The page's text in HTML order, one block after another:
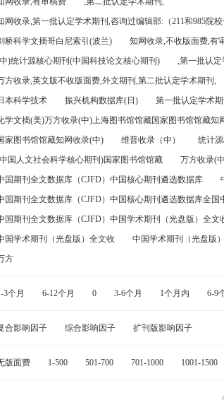
网收录,第一批认定学术期刊,咨询过编辑部:（211和985院
桥科学文摘哥白尼索引(波兰)
知网收录,不收版面费,有
)统计源核心期刊(中国科技论文核心期刊)
,第一批认定
方收录,英文版不收版面费,外文期刊,第二批认定学术期刊,
本科学技术
振兴机构数据库(日) 第一批认定学术
学文摘(美)万方收录(中)上海图书馆馆藏国家图书馆馆藏知
家图书馆馆藏知网收录(中)
维普收录（中） 统计
国人文社会科学核心期刊)国家图书馆馆藏
万方收录(中
国期刊全文数据库（CJFD）中国核心期刊遴选数据库
国期刊全文数据库（CJFD）中国核心期刊遴选数据库全国
国期刊全文数据库（CJFD）中国学术期刊（光盘版）全文
国学术期刊（光盘版）全文收
中国学术期刊（光盘版
方
3个月 6-12个月 0 3-6个月 1个月内 6-9
合影响因子 综合影响因子 扩刊版影响因子
版面费 1-500 501-700 701-1000 1001-1500